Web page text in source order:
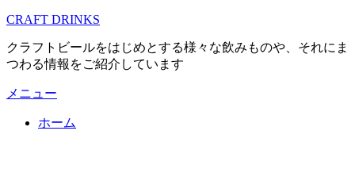
コ
テ
ン
ツ
へ
CRAFT DRINKS
クラフトビールをはじめとする様々な飲みものや、それにま
つわる情報をご紹介しています
メニュー
ホーム